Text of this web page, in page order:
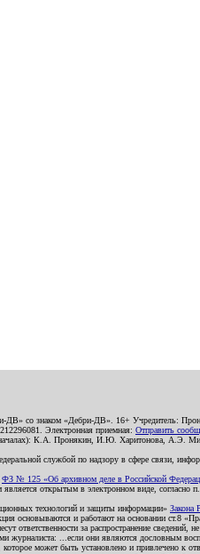
ДВ» со знаком «Дебри-ДВ». 16+
Электронная приемная: Отправить
началах): К.А. Пронякин, И.Ю.
службой по надзору в сфере связи,
ФЗ № 125 «Об архивном деле в Российской
открытым в электронном виде, согласно
технологий и защиты информации» Закона
основываются и работают на основании ст.8
за распространение
журналиста: ...если они являются дословным
может быть установлено и привлечено к